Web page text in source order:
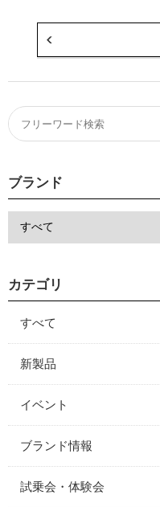
～
式
ブランド
カテゴリ
すべて
新製品
イベント
ブランド情報
試乗会・体験会